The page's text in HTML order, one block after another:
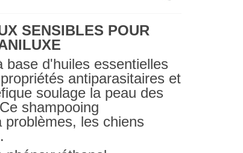
SENSIBLES POUR
base d'huiles essentielles
antiparasitaires et
soulage la peau des
shampooing
les chiens